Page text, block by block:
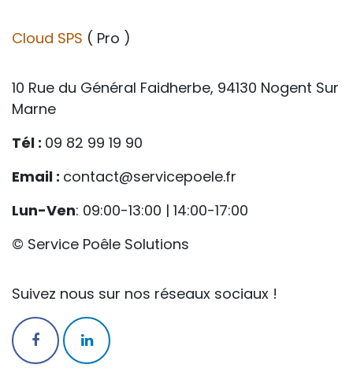
Cloud SPS ( Pro )
10 Rue du Général Faidherbe, 94130 Nogent Sur
Marne
Tél : 09 82 99 19 90
Email : contact@servicepoele.fr
Lun-Ven: 09:00-13:00 | 14:00-17:00
© Service Poêle Solutions
Suivez nous sur nos réseaux sociaux !